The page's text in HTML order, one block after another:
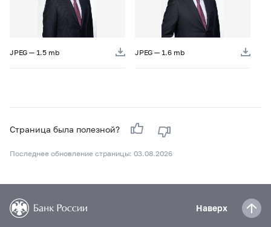
JPEG — 1.5 mb JPEG — 1.6 mb
Страница была полезной?
Последнее обновление страницы: 03.08.2026
Наверх